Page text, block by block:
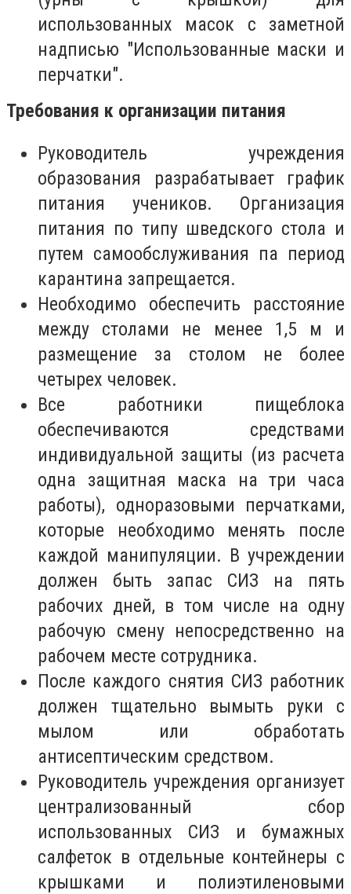
использованных масок с заметной
надписью "Использованные маски и
перчатки".
Требования к организации питания
Руководитель учреждения
образования разрабатывает график
питания учеников. Организация
питания по типу шведского стола и
путем самообслуживания па период
карантина запрещается.
Необходимо обеспечить расстояние
между столами не менее 1,5 м и
размещение за столом не более
четырех человек.
Все работники пищеблока
обеспечиваются средствами
индивидуальной защиты (из расчета
одна защитная маска на три часа
работы), одноразовыми перчатками,
которые необходимо менять после
каждой манипуляции. В учреждении
должен быть запас СИЗ на пять
рабочих дней, в том числе на одну
рабочую смену непосредственно на
рабочем месте сотрудника.
После каждого снятия СИЗ работник
должен тщательно вымыть руки с
мылом или обработать
антисептическим средством.
Руководитель учреждения организует
централизованный сбор
использованных СИЗ и бумажных
салфеток в отдельные контейнеры с
крышками и полиэтиленовыми